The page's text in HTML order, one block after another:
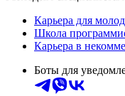
Карьера для
Школа
Карьера в
Боты для